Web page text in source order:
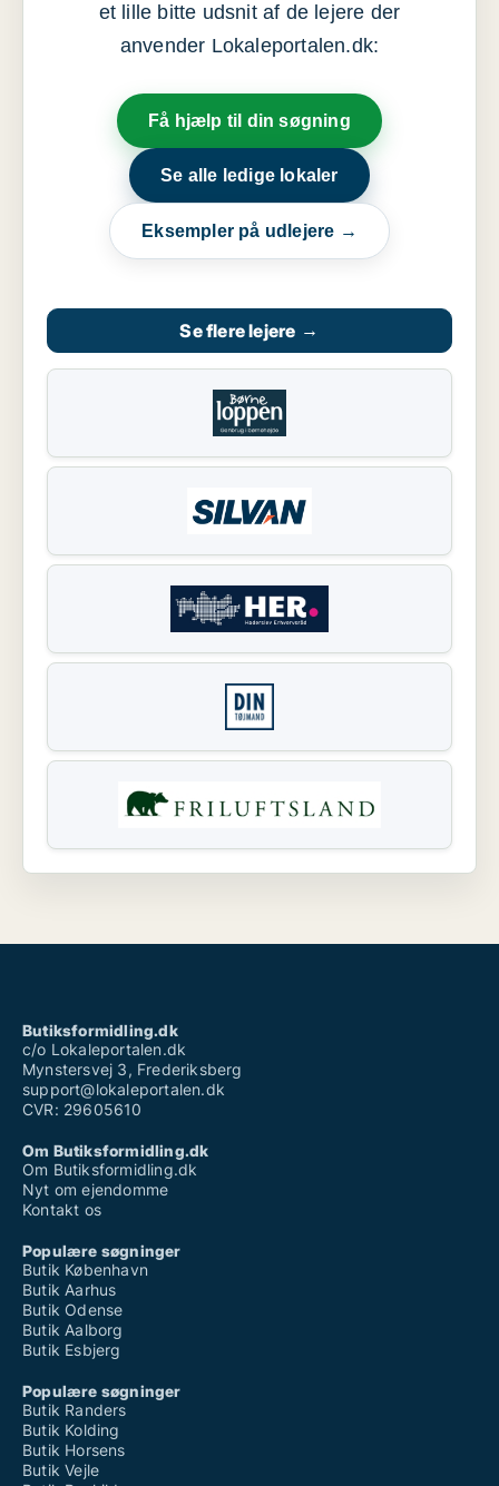
et lille bitte udsnit af de lejere der
anvender Lokaleportalen.dk:
Få hjælp til din søgning
Se alle ledige lokaler
Eksempler på udlejere →
Se flere lejere →
Butiksformidling.dk
c/o Lokaleportalen.dk
Mynstersvej 3, Frederiksberg
support@lokaleportalen.dk
CVR: 29605610
Om Butiksformidling.dk
Om Butiksformidling.dk
Nyt om ejendomme
Kontakt os
Populære søgninger
Butik København
Butik Aarhus
Butik Odense
Butik Aalborg
Butik Esbjerg
Populære søgninger
Butik Randers
Butik Kolding
Butik Horsens
Butik Vejle